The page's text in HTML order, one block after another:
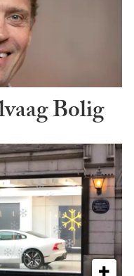
Bolig